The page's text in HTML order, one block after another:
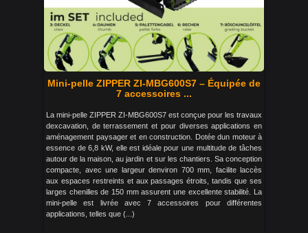
Mini-pelle ZIPPER ZI-MBG600S7 – Équipée de
7 accessoires ...
La mini-pelle ZIPPER ZI-MBG600S7 est conçue pour les travaux
dexcavation, de terrassement et pour diverses applications en
aménagement paysager et en construction. Dotée dun moteur à
essence de 6,8 kW, elle est idéale pour une multitude de tâches
autour de la maison, au jardin et sur les chantiers. Sa conception
compacte, avec une largeur denviron 700 mm, facilite laccès
aux espaces restreints et aux passages étroits, tandis que ses
larges chenilles de 150 mm assurent une excellente stabilité. La
mini-pelle est livrée avec 7 accessoires pour différentes
applications, telles que (...)